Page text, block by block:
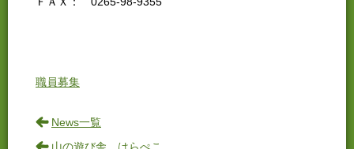
職員募集
News一覧